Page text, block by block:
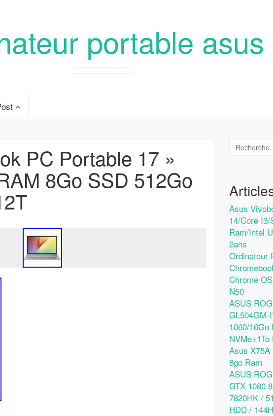
portable asus
PC Portable 17 »
8Go SSD 512Go
Asus
14/Core I3/
Ram/Intel
2ans
Ordinateur
Chrome
N50
ASUS
GL504GM-
1060/16Go
Asus X75A
8go Ram
ASUS
GTX 1080
7820HK /
HDD /